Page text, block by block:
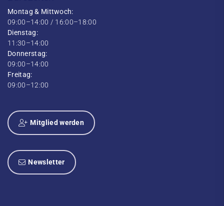
Montag & Mittwoch:
09:00–14:00 / 16:00–18:00
Dienstag:
11:30–14:00
Donnerstag:
09:00–14:00
Freitag:
09:00–12:00
Mitglied werden
Newsletter